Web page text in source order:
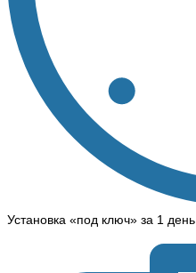
Установка «под ключ» за 1 день